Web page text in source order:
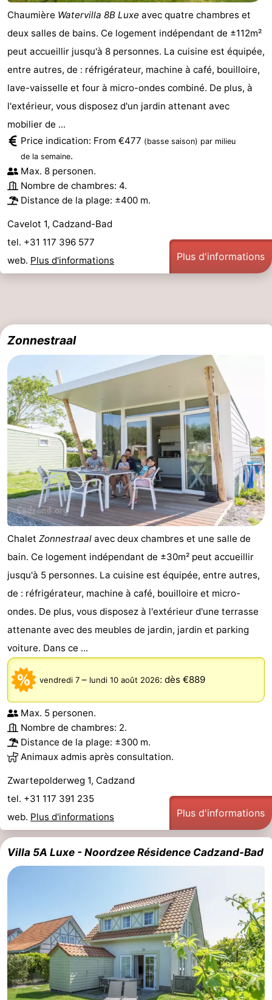
Chaumière Watervilla 8B Luxe avec quatre chambres et
deux salles de bains. Ce logement indépendant de ±112m²
peut accueillir jusqu'à 8 personnes. La cuisine est équipée,
entre autres, de : réfrigérateur, machine à café, bouilloire,
lave-vaisselle et four à micro-ondes combiné. De plus, à
l'extérieur, vous disposez d'un jardin attenant avec
mobilier de ...
Price indication: From €477 (basse saison) par milieu
de la semaine.
Max. 8 personen.
Nombre de chambres: 4.
Distance de la plage: ±400 m.
Cavelot 1, Cadzand-Bad
tel. +31 117 396 577
web. Plus d'informations Plus d'informations
Zonnestraal
Chalet Zonnestraal avec deux chambres et une salle de
bain. Ce logement indépendant de ±30m² peut accueillir
jusqu'à 5 personnes. La cuisine est équipée, entre autres,
de : réfrigérateur, machine à café, bouilloire et micro-
ondes. De plus, vous disposez à l'extérieur d'une terrasse
attenante avec des meubles de jardin, jardin et parking
voiture. Dans ce ...
vendredi 7 – lundi 10 août 2026: dès €889
Max. 5 personen.
Nombre de chambres: 2.
Distance de la plage: ±300 m.
Animaux admis après consultation.
Zwartepolderweg 1, Cadzand
tel. +31 117 391 235
web. Plus d'informations Plus d'informations
Villa 5A Luxe - Noordzee Résidence Cadzand-Bad